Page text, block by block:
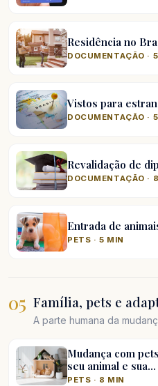
Residência no
DOCUMENTAÇÃO ·
Vistos para
DOCUMENTAÇÃO ·
Revalidação de
DOCUMENTAÇÃO ·
Entrada de
PETS · 5 MIN
05 Família, pets e
A parte humana da
Mudança com
seu animal e sua…
PETS · 8 MIN